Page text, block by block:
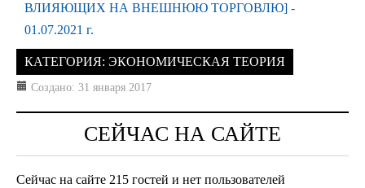
ВЛИЯЮЩИХ НА ВНЕШНЮЮ ТОРГОВЛЮ] -
01.07.2021 г.
КАТЕГОРИЯ: ЭКОНОМИЧЕСКАЯ ТЕОРИЯ
Создано: 31 января 2017
СЕЙЧАС НА САЙТЕ
Сейчас на сайте 215 гостей и нет пользователей